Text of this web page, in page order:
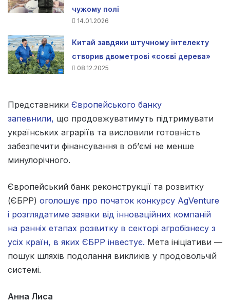
чужому полі
14.01.2026
Китай завдяки штучному інтелекту
створив двометрові «соєві дерева»
08.12.2025
Представники Європейського банку
запевнили, що продовжуватимуть підтримувати
українських аграріїв та висловили готовність
забезпечити фінансування в об’ємі не менше
минулорічного.
Європейський банк реконструкції та розвитку
(ЄБРР) оголошує про початок конкурсу AgVenture
і розглядатиме заявки від інноваційних компаній
на ранніх етапах розвитку в секторі агробізнесу з
усіх країн, в яких ЄБРР інвестує. Мета ініціативи —
пошук шляхів подолання викликів у продовольчій
системі.
Анна Лиса